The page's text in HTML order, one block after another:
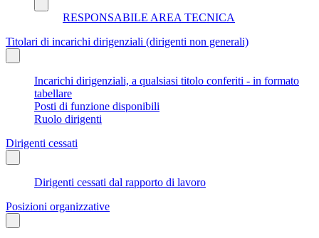
RESPONSABILE AREA TECNICA
Titolari di incarichi dirigenziali (dirigenti non generali)
Incarichi dirigenziali, a qualsiasi titolo conferiti - in formato
tabellare
Posti di funzione disponibili
Ruolo dirigenti
Dirigenti cessati
Dirigenti cessati dal rapporto di lavoro
Posizioni organizzative